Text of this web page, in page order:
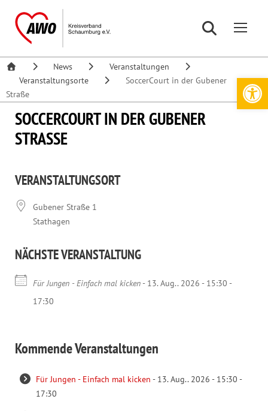
News
Veranstaltungen
Veranstaltungsorte
SoccerCourt in der Gubener
Straße
SOCCERCOURT IN DER GUBENER
STRASSE
VERANSTALTUNGSORT
Gubener Straße 1
Stathagen
NÄCHSTE VERANSTALTUNG
Für Jungen - Einfach mal kicken- 13. Aug.. 2026 - 15:30 -
17:30
Kommende Veranstaltungen
Für Jungen - Einfach mal kicken - 13. Aug.. 2026 - 15:30 -
17:30
Werkzeugleiste öffnen